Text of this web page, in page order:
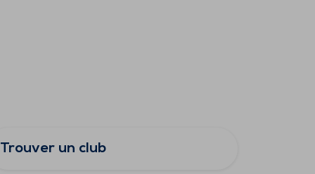
Trouver un club